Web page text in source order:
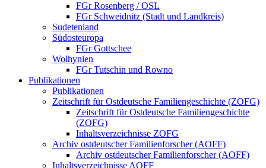
FGr Rosenberg / OSL
FGr Schweidnitz (Stadt und Landkreis)
Sudetenland
Südosteuropa
FGr Gottschee
Wolhynien
FGr Tutschin und Rowno
Publikationen
Publikationen
Zeitschrift für Ostdeutsche Familiengeschichte (ZOFG)
Zeitschrift für Ostdeutsche Familiengeschichte
(ZOFG)
Inhaltsverzeichnisse ZOFG
Archiv ostdeutscher Familienforscher (AOFF)
Archiv ostdeutscher Familienforscher (AOFF)
Inhaltsverzeichnisse AOFF